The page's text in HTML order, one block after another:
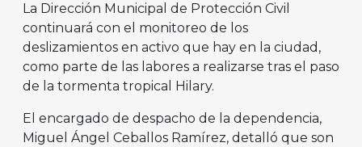
La Dirección Municipal de Protección Civil
continuará con el monitoreo de los
deslizamientos en activo que hay en la ciudad,
como parte de las labores a realizarse tras el paso
de la tormenta tropical Hilary.
El encargado de despacho de la dependencia,
Miguel Ángel Ceballos Ramírez, detalló que son